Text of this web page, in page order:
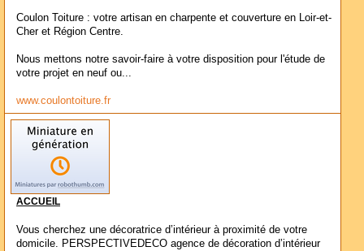
Coulon Toiture : votre artisan en charpente et couverture en Loir-et-
Cher et Région Centre.
Nous mettons notre savoir-faire à votre disposition pour l'étude de
votre projet en neuf ou...
www.coulontoiture.fr
ACCUEIL
Vous cherchez une décoratrice d’intérieur à proximité de votre
domicile. PERSPECTIVEDECO agence de décoration d’intérieur